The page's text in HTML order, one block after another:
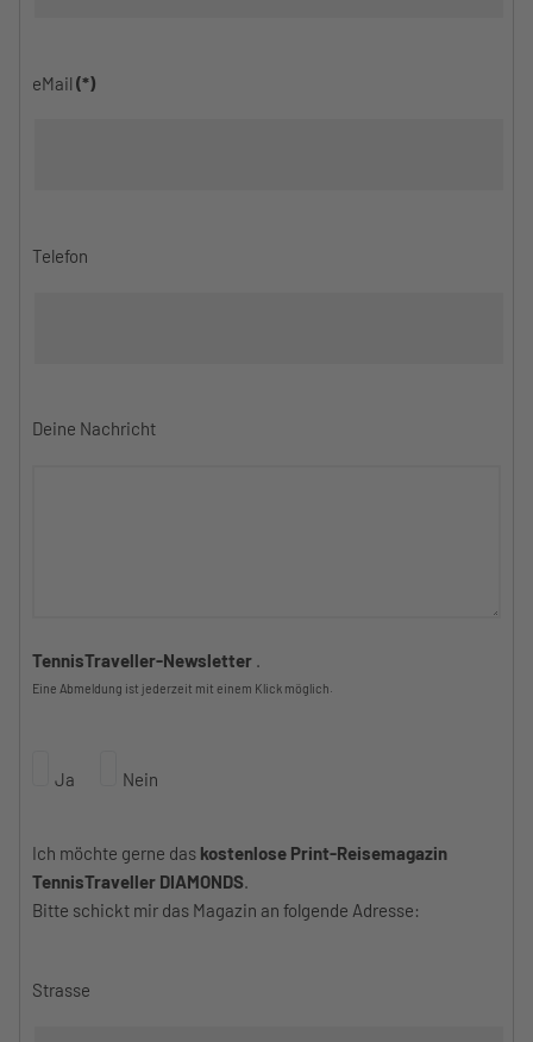
eMail (*)
Telefon
Deine Nachricht
TennisTraveller-Newsletter .
Eine Abmeldung ist jederzeit mit einem Klick möglich.
Ja Nein
Ich möchte gerne das kostenlose Print-Reisemagazin
TennisTraveller DIAMONDS.
Bitte schickt mir das Magazin an folgende Adresse:
Strasse